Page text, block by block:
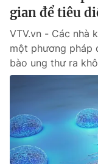
Nguyễn Trọng Ninh
Tổng đài VTV:
Ðiện thoại Thời báo
Email:
Liên hệ quảng cáo:
gian để tiêu
VTV.vn - Các nhà
một phương pháp
bào ung thư ra